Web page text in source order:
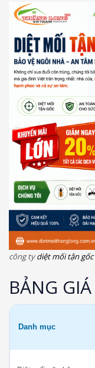
công tydiệt mối tận gốc
BẢNG
Danh mục